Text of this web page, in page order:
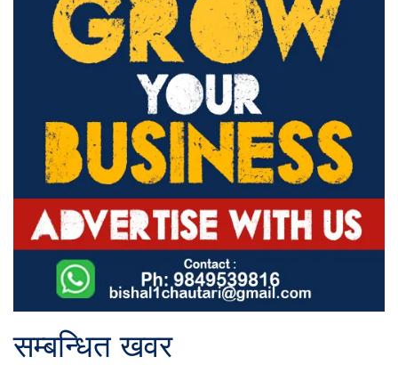
सम्बन्धित खवर